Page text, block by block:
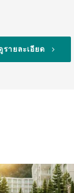
รายละเอียด